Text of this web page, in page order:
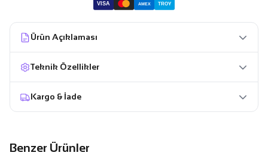
VISA AMEX TROY
Ürün Açıklaması
Teknik Özellikler
Kargo & İade
Benzer Ürünler